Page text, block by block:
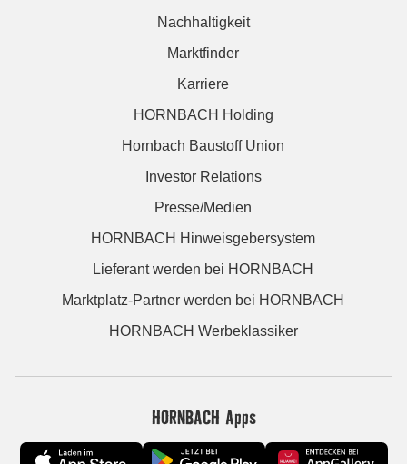
Nachhaltigkeit
Marktfinder
Karriere
HORNBACH Holding
Hornbach Baustoff Union
Investor Relations
Presse/Medien
HORNBACH Hinweisgebersystem
Lieferant werden bei HORNBACH
Marktplatz-Partner werden bei HORNBACH
HORNBACH Werbeklassiker
HORNBACH Apps